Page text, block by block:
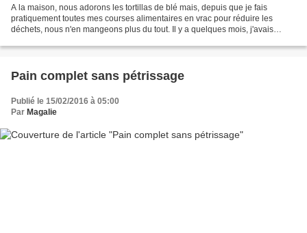
A la maison, nous adorons les tortillas de blé mais, depuis que je fais
pratiquement toutes mes courses alimentaires en vrac pour réduire les
déchets, nous n'en mangeons plus du tout. Il y a quelques mois, j'avais
Pain complet sans pétrissage
Publié le 15/02/2016 à 05:00
Par Magalie